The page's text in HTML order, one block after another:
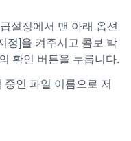
설정에서 맨 아래 옵션
정]을 켜주시고 콤보 박
확인 버튼을 누릅니다.
인 파일 이름으로 저